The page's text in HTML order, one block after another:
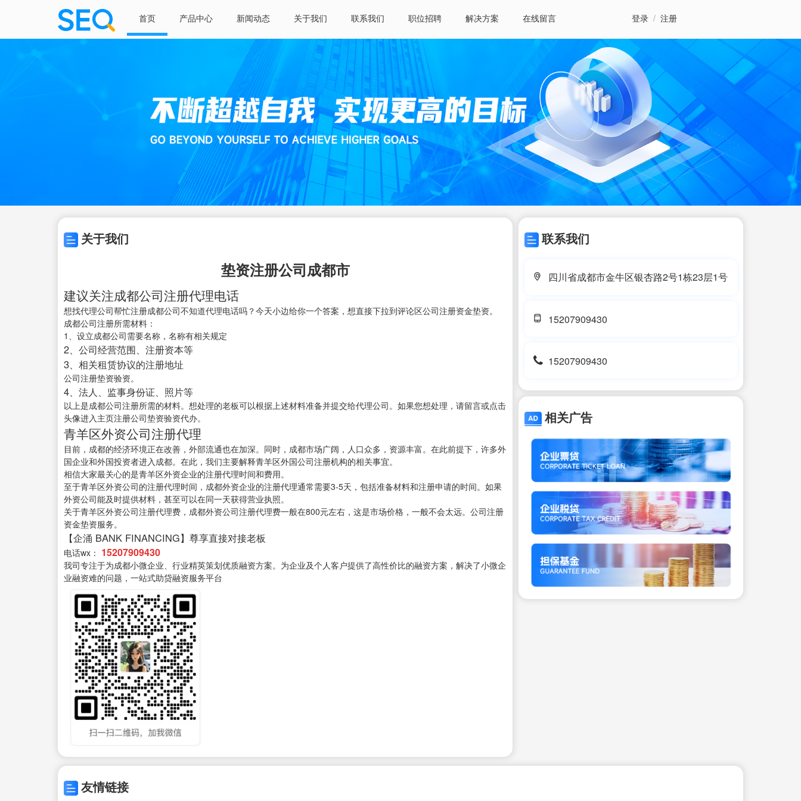
首页 产品中心 新闻动态 关于我们 联系我们 职位招聘 解决方案 在线留言 登录 / 注册
关于我们
垫资注册公司成都市
建议关注成都公司注册代理电话
想找代理公司帮忙注册成都公司不知道代理电话吗？今天小边给你一个答案，想直接下拉到评论区公司注册资金垫资。
成都公司注册所需材料：
1、设立成都公司需要名称，名称有相关规定
2、公司经营范围、注册资本等
3、相关租赁协议的注册地址
公司注册垫资验资。
4、法人、监事身份证、照片等
以上是成都公司注册所需的材料。想处理的老板可以根据上述材料准备并提交给代理公司。如果您想处理，请留言或点击
头像进入主页注册公司垫资验资代办。
青羊区外资公司注册代理
目前，成都的经济环境正在改善，外部流通也在加深。同时，成都市场广阔，人口众多，资源丰富。在此前提下，许多外
国企业和外国投资者进入成都。在此，我们主要解释青羊区外国公司注册机构的相关事宜。
相信大家最关心的是青羊区外资企业的注册代理时间和费用。
至于青羊区外资公司的注册代理时间，成都外资企业的注册代理通常需要3-5天，包括准备材料和注册申请的时间。如果
外资公司能及时提供材料，甚至可以在同一天获得营业执照。
关于青羊区外资公司注册代理费，成都外资公司注册代理费一般在800元左右，这是市场价格，一般不会太远。公司注册
资金垫资服务。
【企涌 BANK FINANCING】尊享直接对接老板
电话wx： 15207909430
我司专注于为成都小微企业、行业精英策划优质融资方案。为企业及个人客户提供了高性价比的融资方案，解决了小微企
业融资难的问题，一站式助贷融资服务平台
联系我们
四川省成都市金牛区银杏路2号1栋23层1号
15207909430
15207909430
相关广告
友情链接